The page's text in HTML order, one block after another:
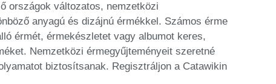
országok változatos, nemzetközi
anyagú és dizájnú érmékkel. Számos érme
érmét, érmekészletet vagy albumot keres,
Nemzetközi érmegyűjteményeit szeretné
biztosítsanak. Regisztráljon a Catawikin